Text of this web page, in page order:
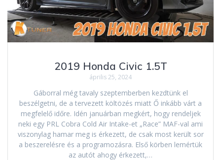
2019 Honda Civic 1.5T
április 25, 2024
Gáborral még tavaly szeptemberben kezdtünk el
beszélgetni, de a tervezett költözés miatt Ő inkább várt a
megfelelő időre. Idén januárban megkért, hogy rendeljek
neki egy PRL Cobra Cold Air Intake-et „Race” MAF-val ami
viszonylag hamar meg is érkezett, de csak most került sor
a beszerelésre és a programozásra. Első körben lemértük
az autót ahogy érkezett,…